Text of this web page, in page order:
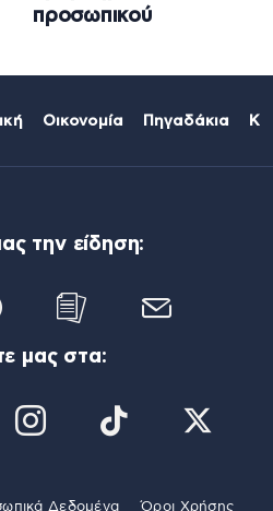
προσωπικού
Οικονομία Πηγαδάκια
την είδηση:
μας στα:
Δεδομένα Όροι Χρήσης